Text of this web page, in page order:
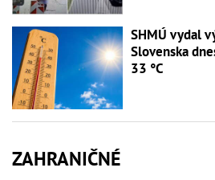
SHMÚ vydal
Slovenska
33 °C
ZAHRANIČNÉ